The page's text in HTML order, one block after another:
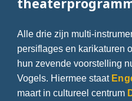
Alle drie zijn multi-
persiflages en karikaturen
hun zevende voorstelling
Vogels. Hiermee staat
maart in cultureel centrum